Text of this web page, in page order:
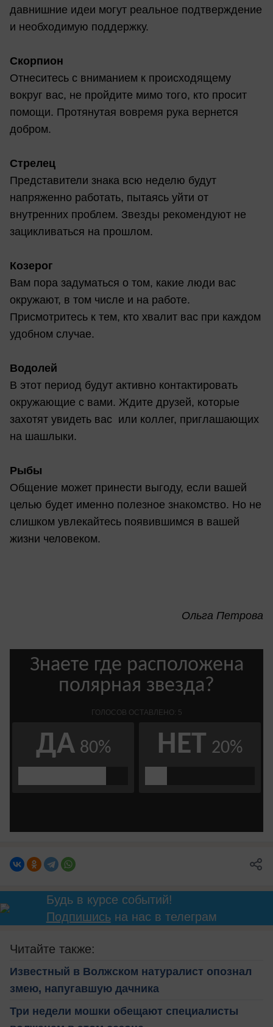
давнишние идеи могут реальное подтверждение
и необходимую поддержку.
Скорпион
Отнеситесь с вниманием к происходящему
вокруг вас, не пройдите мимо того, кто просит
помощи. Протянутая вовремя рука вернется
добром.
Стрелец
Представители знака всю неделю будут
напряженно работать, пытаясь уйти от
внутренних проблем. Звезды рекомендуют не
зацикливаться на прошлом.
Козерог
Вам пора задуматься о том, какие люди вас
окружают, в том числе и на работе.
Присмотритесь к тем, кто хвалит вас при каждом
удобном случае.
Водолей
В этот период будут активно контактировать
окружающие с вами. Ждите друзей, которые
захотят увидеть вас или коллег, приглашающих
на шашлыки.
Рыбы
Общение может принести выгоду, если вашей
целью будет именно полезное знакомство. Но не
слишком увлекайтесь появившимся в вашей
жизни человеком.
Ольга Петрова
Будь в курсе событий!
Подпишисьна нас в телеграм
Читайте также:
Известный в Волжском натуралист опознал
змею, напугавшую дачника
Три недели мошки обещают специалисты